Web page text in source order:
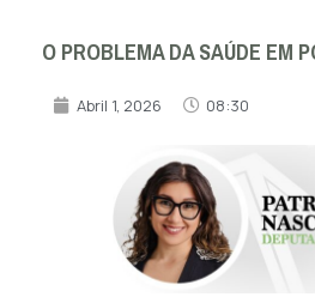
O PROBLEMA DA SAÚDE EM
Abril 1, 2026 08:30